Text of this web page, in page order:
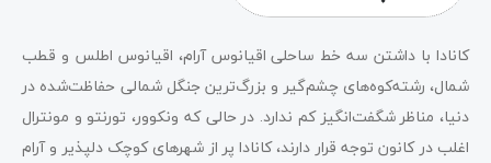
کانادا با داشتن سه خط ساحلی اقیانوس آرام، اقیانوس اطلس و قطب
شمال، رشته‌کوه‌های چشم‌گیر و بزرگ‌ترین جنگل شمالی حفاظت‌شده در
دنیا، مناظر شگفت‌انگیز کم ندارد. در حالی که ونکوور، تورنتو و مونترال
اغلب در کانون توجه قرار دارند، کانادا پر از شهرهای کوچک دلپذیر و آرام